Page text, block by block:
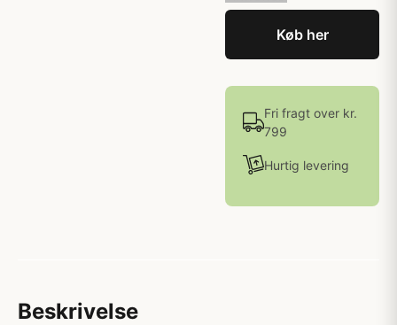
Køb her
Fri fragt over kr.
799
Hurtig levering
Beskrivelse